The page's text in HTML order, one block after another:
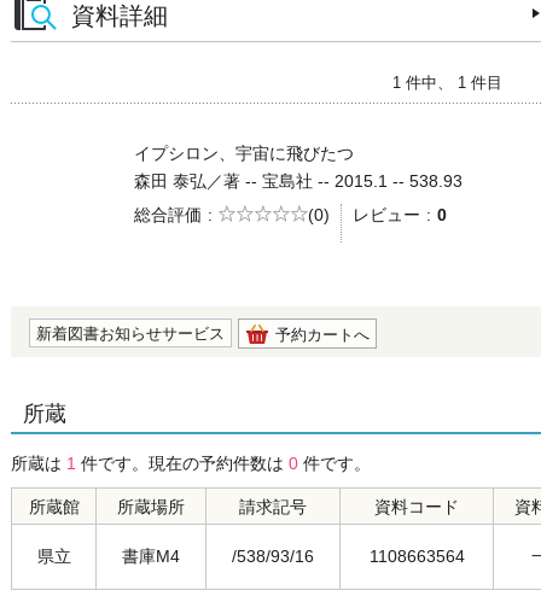
資料詳細
1 件中、 1 件目
イプシロン、宇宙に飛びたつ
森田 泰弘／著 -- 宝島社 -- 2015.1 -- 538.93
総合評価
5段階評価
(0) レビュー 0
新着図書お知らせサービス 予約カートへ
所蔵
所蔵は 1 件です。現在の予約件数は 0 件です。
所蔵館 所蔵場所 請求記号 資料コード 資
県立 書庫M4 /538/93/16 1108663564